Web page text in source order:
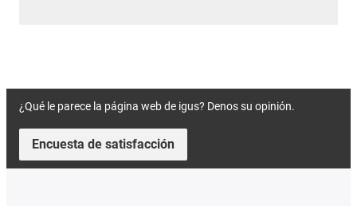
¿Qué le parece la página web de igus? Denos su opinión.
Encuesta de satisfacción